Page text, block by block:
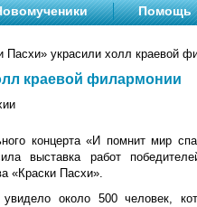
Помощь
Пасхи» украсили холл краевой
краевой филармонии
концерта «И помнит мир
выставка работ
«Краски Пасхи».
около 500 человек,